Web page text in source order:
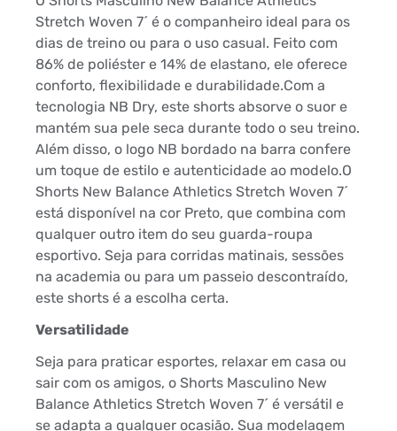
Stretch Woven 7´ é o companheiro ideal para os
dias de treino ou para o uso casual. Feito com
86% de poliéster e 14% de elastano, ele oferece
conforto, flexibilidade e durabilidade.Com a
tecnologia NB Dry, este shorts absorve o suor e
mantém sua pele seca durante todo o seu treino.
Além disso, o logo NB bordado na barra confere
um toque de estilo e autenticidade ao modelo.O
Shorts New Balance Athletics Stretch Woven 7´
está disponível na cor Preto, que combina com
qualquer outro item do seu guarda-roupa
esportivo. Seja para corridas matinais, sessões
na academia ou para um passeio descontraído,
este shorts é a escolha certa.
Versatilidade
Seja para praticar esportes, relaxar em casa ou
sair com os amigos, o Shorts Masculino New
Balance Athletics Stretch Woven 7´ é versátil e
se adapta a qualquer ocasião. Sua modelagem